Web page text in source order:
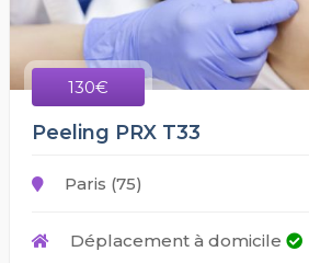
130€
Peeling PRX T33
Paris (75)
Déplacement à domicile